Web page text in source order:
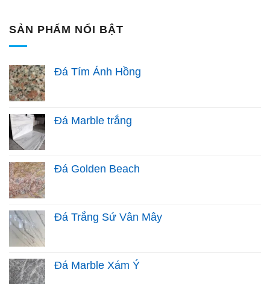
SẢN PHẨM NỔI BẬT
Đá Tím Ánh Hồng
Đá Marble trắng
Đá Golden Beach
Đá Trắng Sứ Vân Mây
Đá Marble Xám Ý